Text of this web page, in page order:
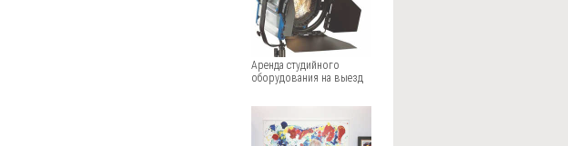
Аренда студийного
оборудования на выезд